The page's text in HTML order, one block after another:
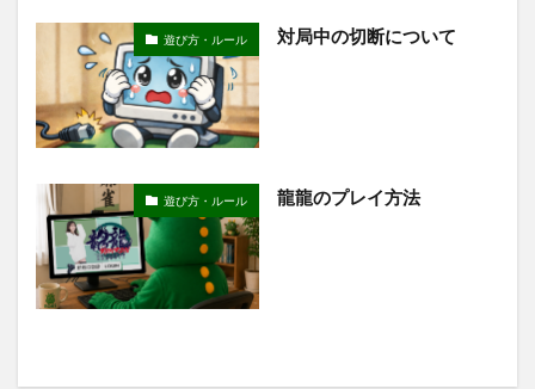
遊び方・ルール 対局中の切断について
遊び方・ルール 龍龍のプレイ方法